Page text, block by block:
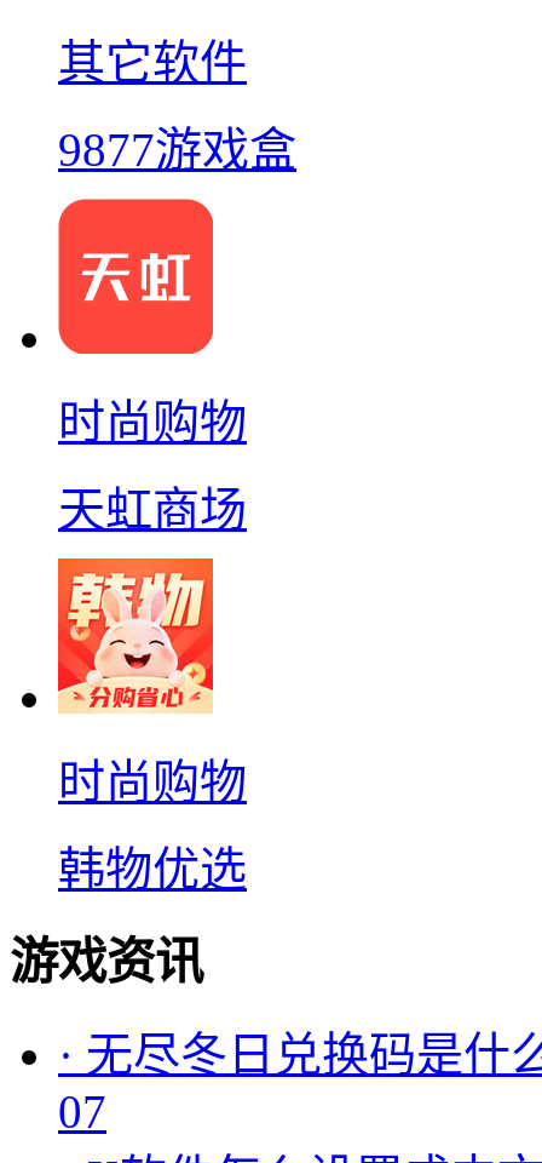
其它软件
9877游戏盒
时尚购物
天虹商场
时尚购物
韩物优选
游戏资讯
· 无尽冬日兑换码是什
07